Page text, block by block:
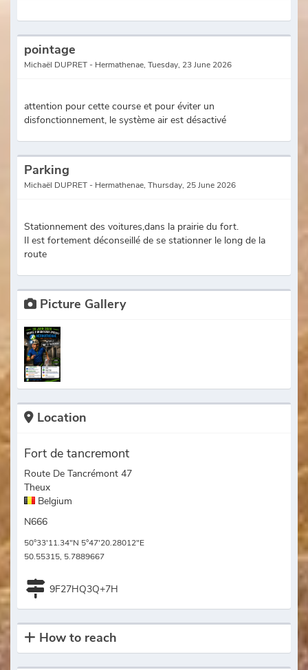
pointage
Michaël DUPRET - Hermathenae, Tuesday, 23 June 2026
attention pour cette course et pour éviter un
disfonctionnement, le système air est désactivé
Parking
Michaël DUPRET - Hermathenae, Thursday, 25 June 2026
Stationnement des voitures,dans la prairie du fort.
Il est fortement déconseillé de se stationner le long de la
route
Picture Gallery
Location
Fort de tancremont
Route De Tancrémont 47
Theux
Belgium
N666
50°33'11.34"N 5°47'20.28012"E
50.55315, 5.7889667
9F27HQ3Q+7H
How to reach